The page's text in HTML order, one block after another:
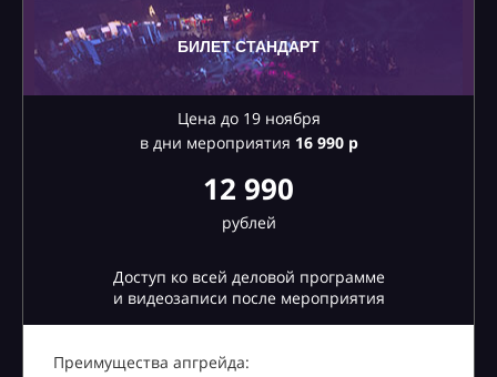
БИЛЕТ СТАНДАРТ
Цена до 19 ноября
в дни мероприятия 16990 р
12 990
рублей
Доступ ко всей деловой программе
и видеозаписи после мероприятия
Преимущества апгрейда: